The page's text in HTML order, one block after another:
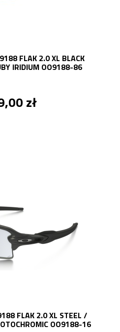
FLAK 2.0 XL BLACK
IRIDIUM OO9188-86
zł
FLAK 2.0 XL STEEL /
OO9188-16